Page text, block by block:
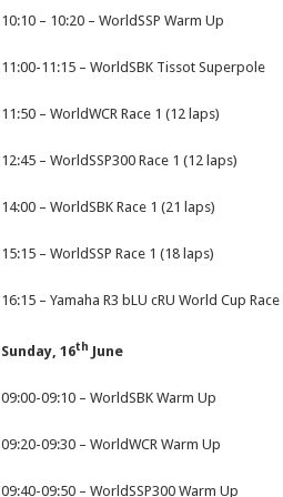
10:10 – 10:20 – WorldSSP Warm Up
11:00-11:15 – WorldSBK Tissot Superpole
11:50 – WorldWCR Race 1 (12 laps)
12:45 – WorldSSP300 Race 1 (12 laps)
14:00 – WorldSBK Race 1 (21 laps)
15:15 – WorldSSP Race 1 (18 laps)
16:15 – Yamaha R3 bLU cRU World Cup
Sunday, 16th June
09:00-09:10 – WorldSBK Warm Up
09:20-09:30 – WorldWCR Warm Up
09:40-09:50 – WorldSSP300 Warm Up